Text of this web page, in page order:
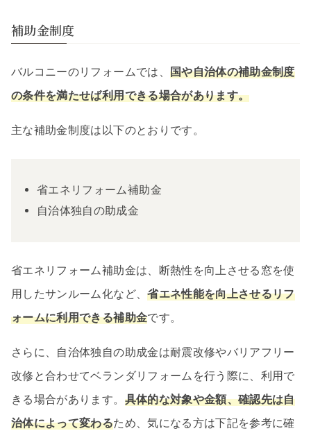
補助金制度
バルコニーのリフォームでは、 国や自治体の補助金制度
の条件を満たせば利用できる場合があります。
主な補助金制度は以下のとおりです。
省エネリフォーム補助金
自治体独自の助成金
省エネリフォーム補助金は、断熱性を向上させる窓を使
用したサンルーム化など、省エネ性能を向上させるリフ
ォームに利用できる補助金です。
さらに、自治体独自の助成金は耐震改修やバリアフリー
改修と合わせてベランダリフォームを行う際に、利用で
きる場合があります。 具体的な対象や金額、確認先は自
治体によって変わるため、気になる方は下記を参考に確